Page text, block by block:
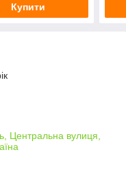
Купити
Центральна вулиця,